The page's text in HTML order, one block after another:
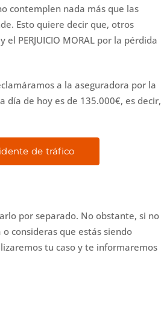
contemplen nada más que las
Esto quiere decir que, otros
el PERJUICIO MORAL por la pérdida
a la aseguradora por la
de hoy es de 135.000€, es decir,
de tráfico
por separado. No obstante, si no
consideras que estás siendo
tu caso y te informaremos